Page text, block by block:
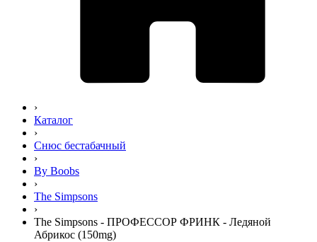
›
Каталог
›
Снюс бестабачный
›
By Boobs
›
The Simpsons
›
The Simpsons - ПРОФЕССОР ФРИНК - Ледяной
Абрикос (150mg)